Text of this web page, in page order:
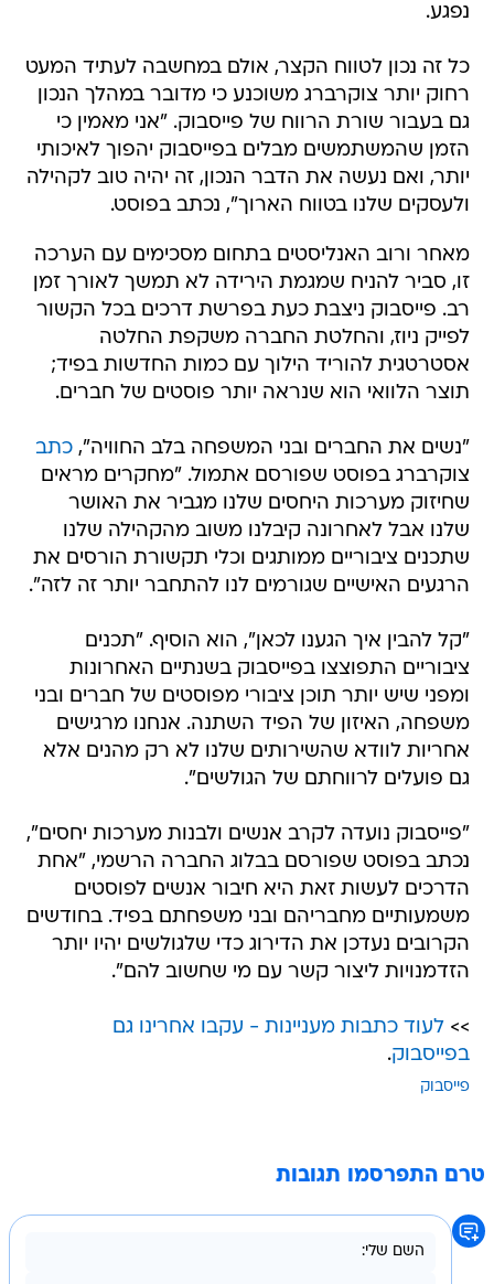
נפגע.
כל זה נכון לטווח הקצר, אולם במחשבה לעתיד המעט
רחוק יותר צוקרברג משוכנע כי מדובר במהלך הנכון
גם בעבור שורת הרווח של פייסבוק. "אני מאמין כי
הזמן שהמשתמשים מבלים בפייסבוק יהפוך לאיכותי
יותר, ואם נעשה את הדבר הנכון, זה יהיה טוב לקהילה
ולעסקים שלנו בטווח הארוך", נכתב בפוסט.
מאחר ורוב האנליסטים בתחום מסכימים עם הערכה
זו, סביר להניח שמגמת הירידה לא תמשך לאורך זמן
רב. פייסבוק ניצבת כעת בפרשת דרכים בכל הקשור
לפייק ניוז, והחלטת החברה משקפת החלטה
אסטרטגית להוריד הילוך עם כמות החדשות בפיד;
תוצר הלוואי הוא שנראה יותר פוסטים של חברים.
"נשים את החברים ובני המשפחה בלב החוויה",כתב
צוקרברג בפוסט שפורסם אתמול. "מחקרים מראים
שחיזוק מערכות היחסים שלנו מגביר את האושר
שלנו אבל לאחרונה קיבלנו משוב מהקהילה שלנו
שתכנים ציבוריים ממותגים וכלי תקשורת הורסים את
הרגעים האישיים שגורמים לנו להתחבר יותר זה לזה".
"קל להבין איך הגענו לכאן", הוא הוסיף. "תכנים
ציבוריים התפוצצו בפייסבוק בשנתיים האחרונות
ומפני שיש יותר תוכן ציבורי מפוסטים של חברים ובני
משפחה, האיזון של הפיד השתנה. אנחנו מרגישים
אחריות לוודא שהשירותים שלנו לא רק מהנים אלא
גם פועלים לרווחתם של הגולשים".
"פייסבוק נועדה לקרב אנשים ולבנות מערכות יחסים",
נכתב בפוסט שפורסם בבלוג החברה הרשמי, "אחת
הדרכים לעשות זאת היא חיבור אנשים לפוסטים
משמעותיים מחבריהם ובני משפחתם בפיד. בחודשים
הקרובים נעדכן את הדירוג כדי שלגולשים יהיו יותר
הזדמנויות ליצור קשר עם מי שחשוב להם".
>>לעוד כתבות מעניינות - עקבו אחרינו גם
בפייסבוק.
פייסבוק
טרם התפרסמו תגובות